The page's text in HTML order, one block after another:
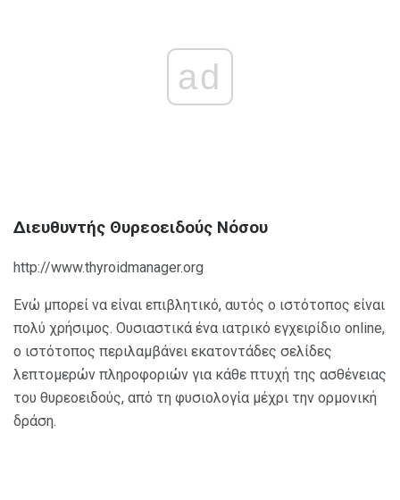
ad
Διευθυντής Θυρεοειδούς Νόσου
http://www.thyroidmanager.org
Ενώ μπορεί να είναι επιβλητικό, αυτός ο ιστότοπος είναι
πολύ χρήσιμος. Ουσιαστικά ένα ιατρικό εγχειρίδιο online,
ο ιστότοπος περιλαμβάνει εκατοντάδες σελίδες
λεπτομερών πληροφοριών για κάθε πτυχή της ασθένειας
του θυρεοειδούς, από τη φυσιολογία μέχρι την ορμονική
δράση.